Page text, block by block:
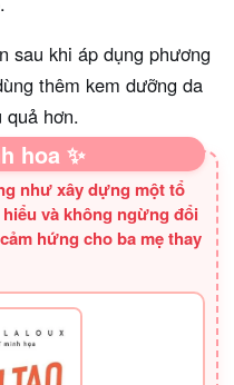
sau khi áp dụng phương
thêm kem dưỡng da
hơn.
hoa ✨
như xây dựng một tổ
và không ngừng đổi
hứng cho ba mẹ thay